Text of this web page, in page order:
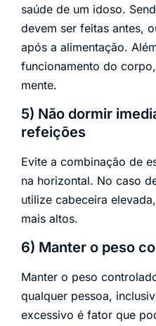
saúde de um idoso.
devem ser feitas antes,
após a alimentação.
funcionamento do
mente.
5) Não dormir
refeições
Evite a combinação de
na horizontal. No caso
utilize cabeceira
mais altos.
6) Manter o peso
Manter o peso
qualquer pessoa,
excessivo é fator que